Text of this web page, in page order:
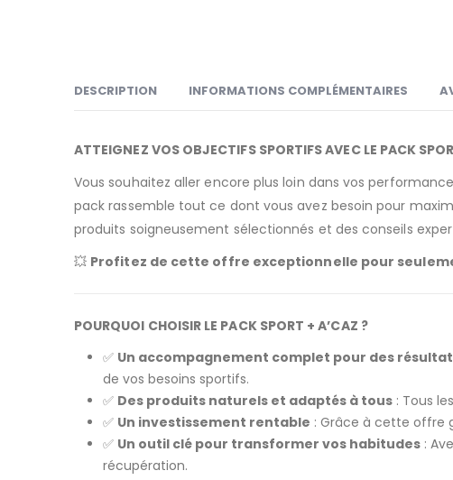
DESCRIPTION INFORMATIONS COMPLÉMENTAIRES
ATTEIGNEZ VOS OBJECTIFS SPORTIFS AVEC LE PACK
Vous souhaitez aller encore plus loin dans vos
pack rassemble tout ce dont vous avez besoin pour
produits soigneusement sélectionnés et des conseils
💥 Profitez de cette offre exceptionnelle pour
POURQUOI CHOISIR LE PACK SPORT + A’CAZ ?
✅ Un accompagnement complet pour des
de vos besoins sportifs.
✅ Des produits naturels et adaptés à tous : Tous
✅ Un investissement rentable : Grâce à cette offre
✅ Un outil clé pour transformer vos habitudes :
récupération.